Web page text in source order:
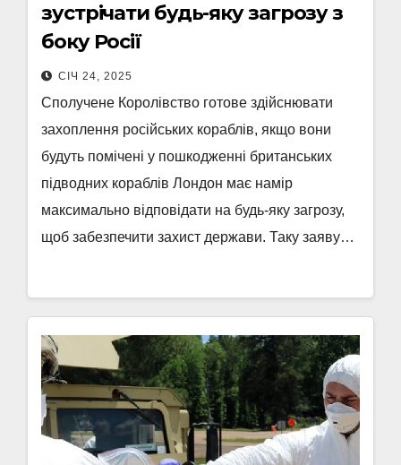
зустрічати будь-яку загрозу з
боку Росії
СІЧ 24, 2025
Сполучене Королівство готове здійснювати
захоплення російських кораблів, якщо вони
будуть помічені у пошкодженні британських
підводних кораблів Лондон має намір
максимально відповідати на будь-яку загрозу,
щоб забезпечити захист держави. Таку заяву…